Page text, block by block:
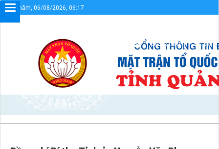
Thứ năm, 06/08/2026, 06:17
thông tin điện tử UBMTTQVN tỉnh Quảng Trị
Sơ đồ cổng Liên kết